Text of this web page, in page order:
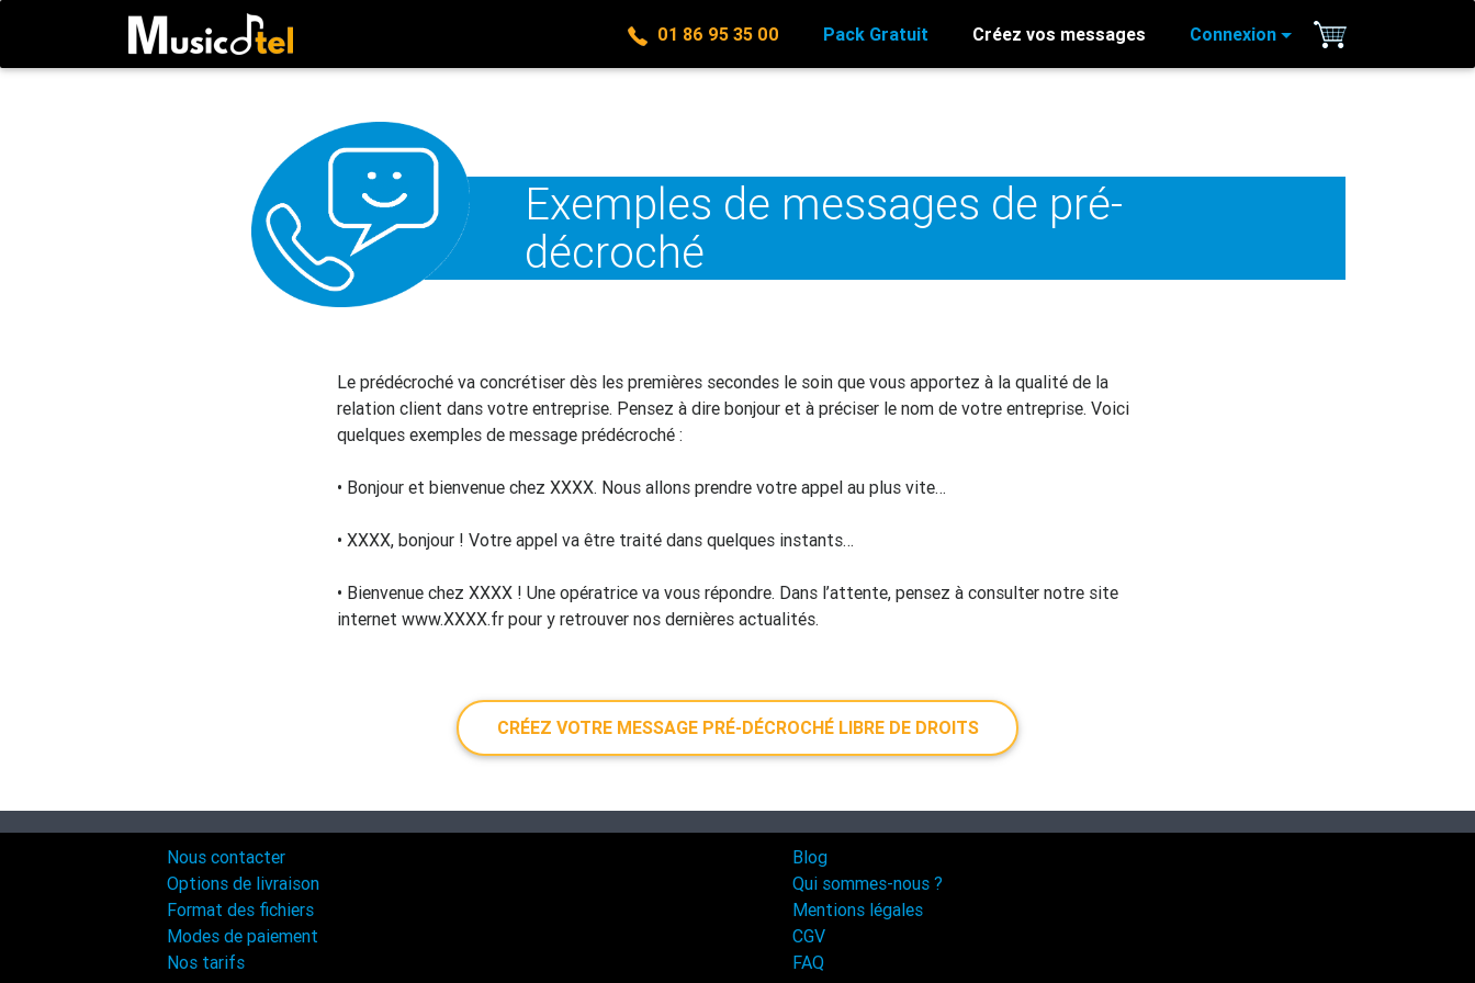
01 86 95 35 00 Pack Gratuit Créez vos messages Connexion
Exemples de messages de pré-
décroché
Le prédécroché va concrétiser dès les premières secondes le soin que vous apportez à la qualité de la
relation client dans votre entreprise. Pensez à dire bonjour et à préciser le nom de votre entreprise. Voici
quelques exemples de message prédécroché :
• Bonjour et bienvenue chez XXXX. Nous allons prendre votre appel au plus vite…
• XXXX, bonjour ! Votre appel va être traité dans quelques instants…
• Bienvenue chez XXXX ! Une opératrice va vous répondre. Dans l’attente, pensez à consulter notre site
internet www.XXXX.fr pour y retrouver nos dernières actualités.
CRÉEZ VOTRE MESSAGE PRÉ-DÉCROCHÉ LIBRE DE DROITS
Nous contacter
Options de livraison
Format des fichiers
Modes de paiement
Nos tarifs
Blog
Qui sommes-nous ?
Mentions légales
CGV
FAQ